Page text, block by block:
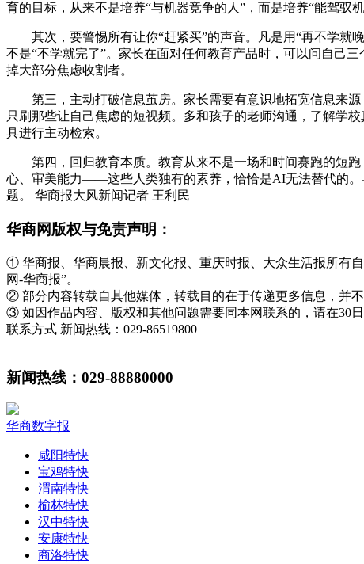
育的目标，从来不是培养“与机器竞争的人”，而是培养“能驾驭机
其次，要警惕所有让你“赶紧买”的声音。凡是用“再不学就
不是“不学就完了”。家长在面对任何教育产品时，可以问自己
掉大部分焦虑收割者。
第三，主动打破信息茧房。家长需要有意识地拓宽信息来
只刷那些让自己焦虑的短视频。多和孩子的老师沟通，了解学
具进行主动检索。
第四，回归教育本质。教育从来不是一场和时间赛跑的短
心、审美能力——这些人类独有的素养，恰恰是AI无法替代的。
题。 华商报大风新闻记者 王利民
华商网版权与免责声明：
① 华商报、华商晨报、新文化报、重庆时报、大众生活报所有
网-华商报”。
② 部分内容转载自其他媒体，转载目的在于传递更多信息，并
③ 如因作品内容、版权和其他问题需要同本网联系的，请在30日
联系方式 新闻热线：029-86519800
新闻热线：029-88880000
华商数字报
咸阳特快
宝鸡特快
渭南特快
榆林特快
汉中特快
安康特快
商洛特快